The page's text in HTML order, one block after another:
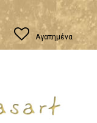
Αγαπημένα